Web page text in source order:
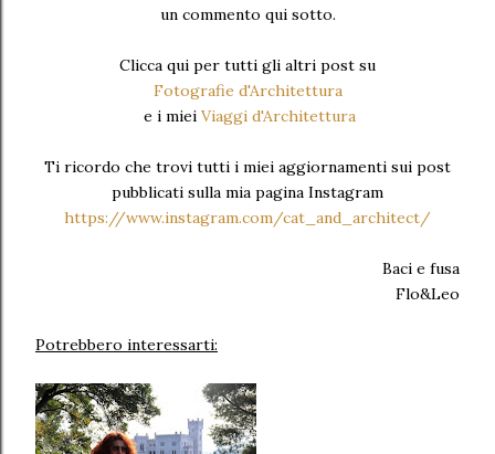
un commento qui sotto.
Clicca qui per tutti gli altri post su
Fotografie d'Architettura
e i miei Viaggi d'Architettura
Ti ricordo che trovi tutti i miei aggiornamenti sui post
pubblicati sulla mia pagina Instagram
https://www.instagram.com/cat_and_architect/
Baci e fusa
Flo&Leo
Potrebbero interessarti: